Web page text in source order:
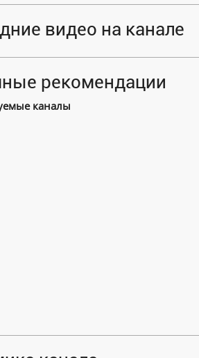
видео на канале
рекомендации
каналы